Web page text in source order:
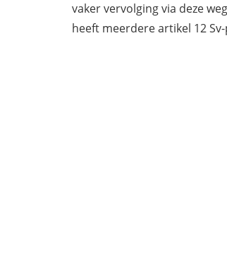
vaker vervolging via deze
heeft meerdere artikel 12